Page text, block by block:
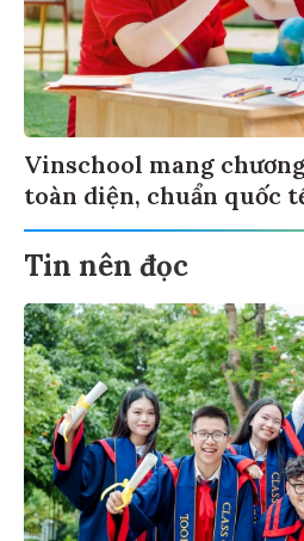
Vinschool mang
toàn diện, chuẩn quốc
Tin nên đọc